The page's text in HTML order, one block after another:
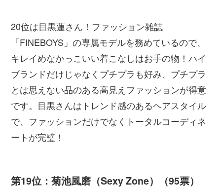
20位は目黒蓮さん！ファッション雑誌
「FINEBOYS」の専属モデルを務めているので、
キレイめなかっこいい着こなしはお手の物！ハイ
ブランドだけじゃなくプチプラも好み、プチプラ
とは思えない品のある高見えファッションが得意
です。目黒さんはトレンド感のあるヘアスタイル
で、ファッションだけでなくトータルコーディネ
ートが完璧！
第19位：菊池風磨（Sexy Zone）（95票）